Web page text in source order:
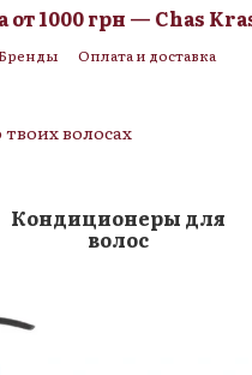
1000 грн — Chas Krasy
Оплата и доставка
волосах
Кондиционеры для
волос